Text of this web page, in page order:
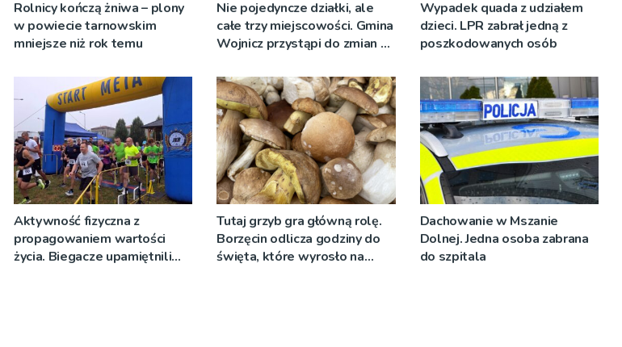
Rolnicy kończą żniwa – plony
w powiecie tarnowskim
mniejsze niż rok temu
Nie pojedyncze działki, ale
całe trzy miejscowości. Gmina
Wojnicz przystąpi do zmian w
Wypadek quada z udziałem
dzieci. LPR zabrał jedną z
poszkodowanych osób
Aktywność fizyczna z
propagowaniem wartości
życia. Biegacze upamiętnili
Tutaj grzyb gra główną rolę.
Borzęcin odlicza godziny do
święta, które wyrosło na
Dachowanie w Mszanie
Dolnej. Jedna osoba zabrana
do szpitala